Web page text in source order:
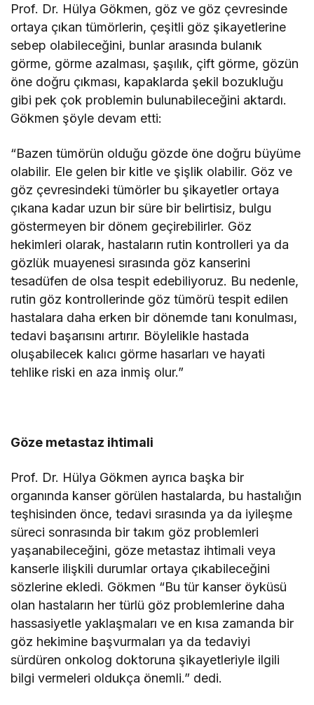
Prof. Dr. Hülya Gökmen, göz ve göz çevresinde
ortaya çıkan tümörlerin, çeşitli göz şikayetlerine
sebep olabileceğini, bunlar arasında bulanık
görme, görme azalması, şaşılık, çift görme, gözün
öne doğru çıkması, kapaklarda şekil bozukluğu
gibi pek çok problemin bulunabileceğini aktardı.
Gökmen şöyle devam etti:
“Bazen tümörün olduğu gözde öne doğru büyüme
olabilir. Ele gelen bir kitle ve şişlik olabilir. Göz ve
göz çevresindeki tümörler bu şikayetler ortaya
çıkana kadar uzun bir süre bir belirtisiz, bulgu
göstermeyen bir dönem geçirebilirler. Göz
hekimleri olarak, hastaların rutin kontrolleri ya da
gözlük muayenesi sırasında göz kanserini
tesadüfen de olsa tespit edebiliyoruz. Bu nedenle,
rutin göz kontrollerinde göz tümörü tespit edilen
hastalara daha erken bir dönemde tanı konulması,
tedavi başarısını artırır. Böylelikle hastada
oluşabilecek kalıcı görme hasarları ve hayati
tehlike riski en aza inmiş olur.”
Göze metastaz ihtimali
Prof. Dr. Hülya Gökmen ayrıca başka bir
organında kanser görülen hastalarda, bu hastalığın
teşhisinden önce, tedavi sırasında ya da iyileşme
süreci sonrasında bir takım göz problemleri
yaşanabileceğini, göze metastaz ihtimali veya
kanserle ilişkili durumlar ortaya çıkabileceğini
sözlerine ekledi. Gökmen “Bu tür kanser öyküsü
olan hastaların her türlü göz problemlerine daha
hassasiyetle yaklaşmaları ve en kısa zamanda bir
göz hekimine başvurmaları ya da tedaviyi
sürdüren onkolog doktoruna şikayetleriyle ilgili
bilgi vermeleri oldukça önemli.” dedi.